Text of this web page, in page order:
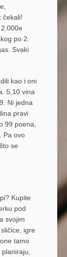
čekali!
po 2.
Svaki
kao i oni
5,10 vina
Ni jedna
pravi
99 poena,
Pa ovo
se
Kupite
pod
svojim
igre
tamo